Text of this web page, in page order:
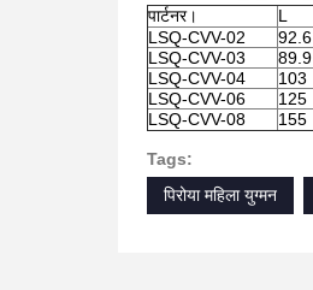
पार्टनर। L
LSQ-CVV-02
92.6
LSQ-CVV-03
89.9
LSQ-CVV-04
103
LSQ-CVV-06
125
LSQ-CVV-08
155
Tags:
पिरोया महिला युग्मन